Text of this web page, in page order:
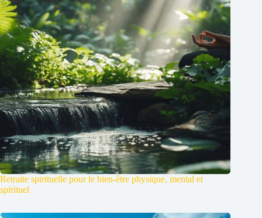
Retraite spirituelle pour le bien-être physique, mental et
spirituel